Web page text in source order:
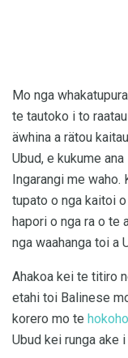
Mo nga
te tautoko i to
äwhina a rätou
Ubud, e kukume
Ingarangi me waho.
tupato o nga kaitoi
hapori o nga ra o te
nga waahanga toi a
Ahakoa kei te titiro
etahi toi Balinese
korero mo te
Ubud kei runga ake